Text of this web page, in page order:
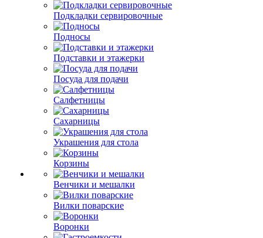
Подкладки сервировочные
Подносы
Подставки и этажерки
Посуда для подачи
Салфетницы
Сахарницы
Украшения для стола
Корзины
Венчики и мешалки
Вилки поварские
Воронки